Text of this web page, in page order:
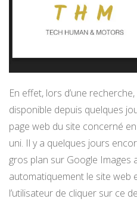
En effet, lors d’une
disponible depuis quelques
page web du site concerné
uni. Il y a quelques jours
gros plan sur Google Images
automatiquement le site web
l’utilisateur de cliquer sur ce